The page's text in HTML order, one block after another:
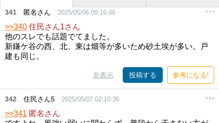
341 匿名さん 2025/05/06 09:16:46
>>340 住民さん1さん
他のスレでも話題でてました。
新鎌ケ谷の西、北、東は畑等が多いため砂土埃が多い。戸
建も同じ。
非表示 投稿する 参考になる!
342 住民さん5 2025/05/07 02:10:36
>>341 匿名さん